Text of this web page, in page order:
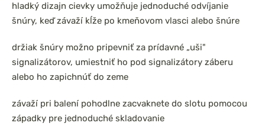
hladký dizajn cievky umožňuje jednoduché odvíjanie
šnúry, keď závaží kĺže po kmeňovom vlasci alebo šnúre
držiak šnúry možno pripevniť za prídavné „uši"
signalizátorov, umiestniť ho pod signalizátory záberu
alebo ho zapichnúť do zeme
závaží pri balení pohodlne zacvaknete do slotu pomocou
západky pre jednoduché skladovanie